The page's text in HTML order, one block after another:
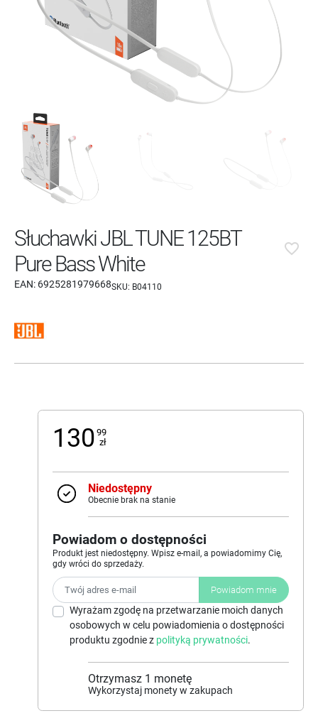
Słuchawki JBL TUNE 125BT
Pure Bass White
EAN: 6925281979668SKU: B04110
favorite_border
130 99
zł
Niedostępny
Obecnie brak na stanie
Powiadom o dostępności
Produkt jest niedostępny. Wpisz e-mail, a powiadomimy Cię,
gdy wróci do sprzedaży.
Powiadom mnie
Wyrażam zgodę na przetwarzanie moich danych
osobowych w celu powiadomienia o dostępności
produktu zgodnie z polityką prywatności.
Otrzymasz 1 monetę
Wykorzystaj monety w zakupach